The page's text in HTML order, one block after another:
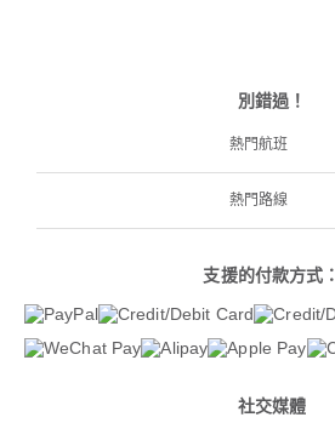
別錯過！
熱門航班
熱門路線
支援的付款方式：
社交媒體